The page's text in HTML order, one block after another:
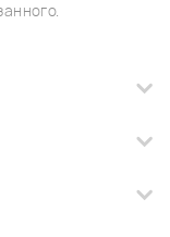
и получите